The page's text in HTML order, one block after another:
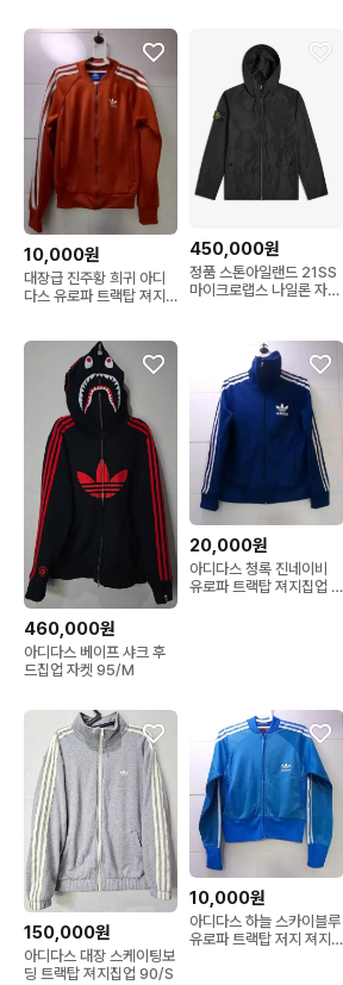
10,000원
대장급 진주황 희귀 아디
다스 유로파 트랙탑 져지
450,000원
정품 스톤아일랜드 21SS
마이크로랩스 나일론 자켓
460,000원
아디다스 베이프 샤크 후
드집업 자켓 95/M
20,000원
아디다스 청록 진네이비
유로파 트랙탑 져지집업 S
150,000원
아디다스 대장 스케이팅보
딩 트랙탑 져지집업 90/S
10,000원
아디다스 하늘 스카이블루
유로파 트랙탑 저지 져지